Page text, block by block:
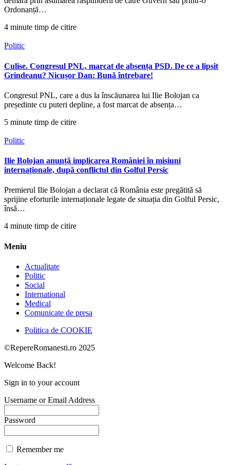
Ordonanță…
4 minute timp de citire
Politic
Culise. Congresul PNL, marcat de absența PSD. De ce a lipsit
Grindeanu? Nicușor Dan: Bună întrebare!
Congresul PNL, care a dus la înscăunarea lui Ilie Bolojan ca
președinte cu puteri depline, a fost marcat de absența…
5 minute timp de citire
Politic
Ilie Bolojan anunță implicarea României în misiuni
internaționale, după conflictul din Golful Persic
Premierul Ilie Bolojan a declarat că România este pregătită să
sprijine eforturile internaționale legate de situația din Golful Persic,
însă…
4 minute timp de citire
Meniu
Actualitate
Politic
Social
International
Medical
Comunicate de presa
Politica de COOKIE
©RepereRomanesti.ro 2025
Welcome Back!
Sign in to your account
Username or Email Address
Password
Remember me